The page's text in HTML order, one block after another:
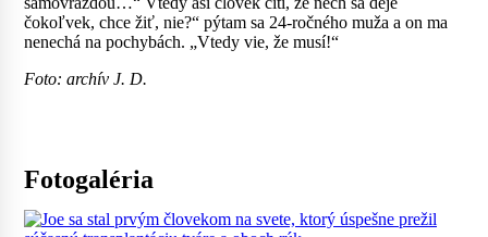
čokoľvek, chce žiť, nie?“ pýtam sa 24-ročného muža a on ma
nenechá na pochybách. „Vtedy vie, že musí!“
Foto: archív J. D.
Fotogaléria